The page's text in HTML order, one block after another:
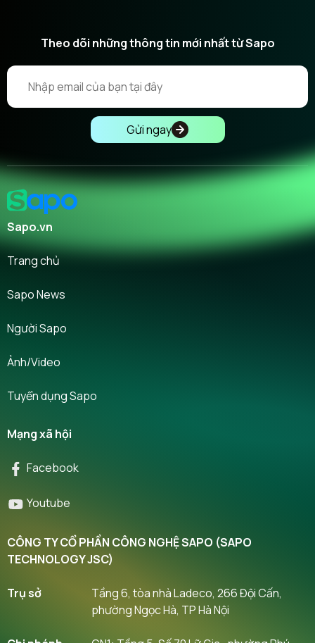
Theo dõi những thông tin mới nhất từ Sapo
Gửi ngay
Sapo.vn
Trang chủ
Sapo News
Người Sapo
Ảnh/Video
Tuyển dụng Sapo
Mạng xã hội
Facebook
Youtube
CÔNG TY CỔ PHẦN CÔNG NGHỆ SAPO (SAPO
TECHNOLOGY JSC)
Trụ sở
Tầng 6, tòa nhà Ladeco, 266 Đội Cấn,
phường Ngọc Hà, TP Hà Nội